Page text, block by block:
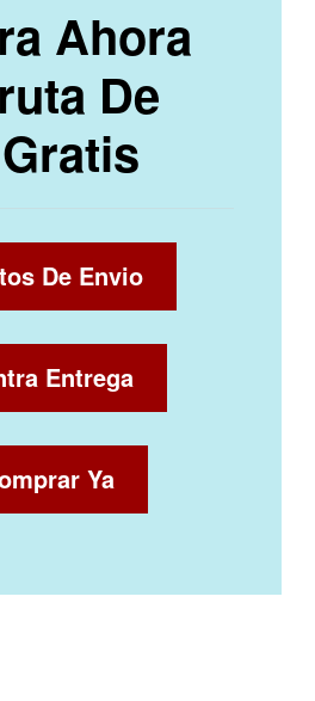
Ahora
De
De Envio
Entrega
Ya